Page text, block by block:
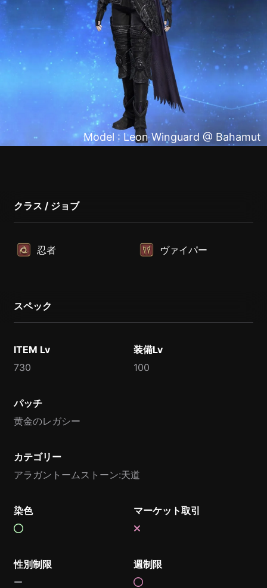
Model : Leon Winguard @ Bahamut
クラス / ジョブ
忍者 ヴァイパー
スペック
ITEM Lv
730
装備Lv
100
パッチ
黄金のレガシー
カテゴリー
アラガントームストーン:天道
染色 マーケット取引
性別制限 週制限